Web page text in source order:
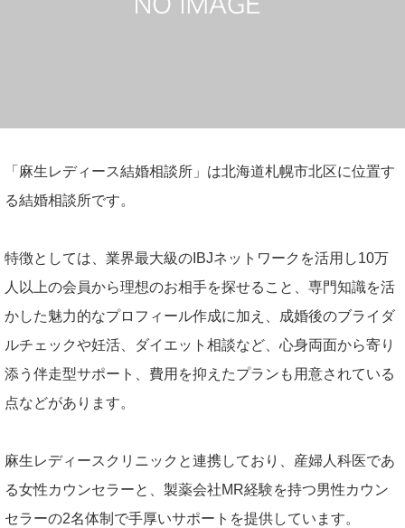
「麻生レディース結婚相談所」は北海道札幌市北区に位置す
る結婚相談所です。
特徴としては、業界最大級のIBJネットワークを活用し10万
人以上の会員から理想のお相手を探せること、専門知識を活
かした魅力的なプロフィール作成に加え、成婚後のブライダ
ルチェックや妊活、ダイエット相談など、心身両面から寄り
添う伴走型サポート、費用を抑えたプランも用意されている
点などがあります。
麻生レディースクリニックと連携しており、産婦人科医であ
る女性カウンセラーと、製薬会社MR経験を持つ男性カウン
セラーの2名体制で手厚いサポートを提供しています。